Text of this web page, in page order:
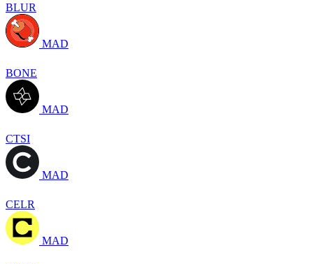
BLUR
MAD
BONE
MAD
CTSI
MAD
CELR
MAD